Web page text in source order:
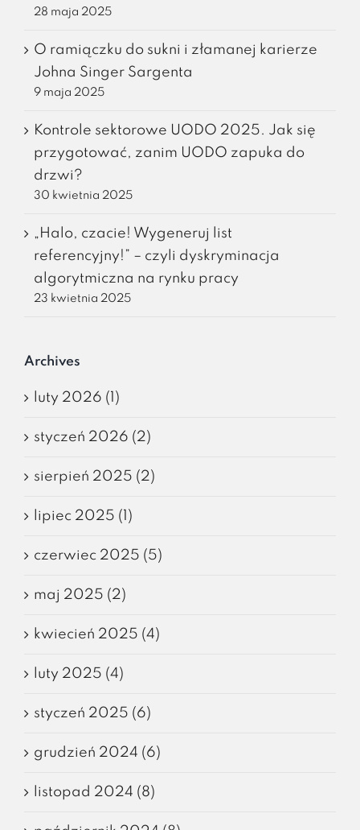
28 maja 2025
O ramiączku do sukni i złamanej karierze
Johna Singer Sargenta
9 maja 2025
Kontrole sektorowe UODO 2025. Jak się
przygotować, zanim UODO zapuka do
drzwi?
30 kwietnia 2025
„Halo, czacie! Wygeneruj list
referencyjny!” – czyli dyskryminacja
algorytmiczna na rynku pracy
23 kwietnia 2025
Archives
luty 2026 (1)
styczeń 2026 (2)
sierpień 2025 (2)
lipiec 2025 (1)
czerwiec 2025 (5)
maj 2025 (2)
kwiecień 2025 (4)
luty 2025 (4)
styczeń 2025 (6)
grudzień 2024 (6)
listopad 2024 (8)